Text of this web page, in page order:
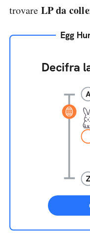
trovare LP da
Egg
Decifra